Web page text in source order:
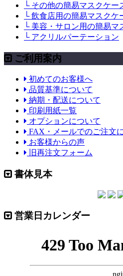
└ その他の簡易マスクケー
└ 飲食店用の簡易マスクケ
└ 美容・サロン用の簡易マ
└ アクリルパーテーション
ご利用案内
初めてのお客様へ
品質基準について
納期・配送について
印刷用紙一覧
オプションについて
FAX・メールでのご注文
お客様からの声
旧再注文フォーム
書体見本
営業日カレンダー